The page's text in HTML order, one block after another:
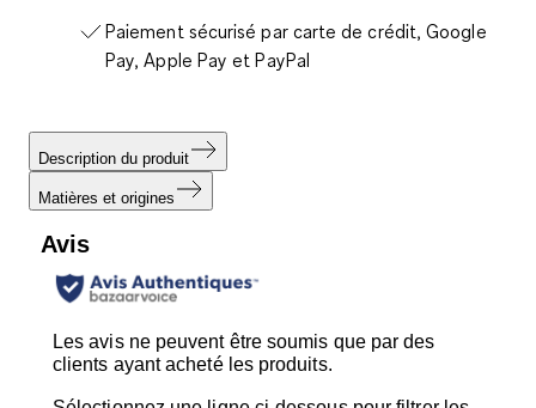
Paiement sécurisé par carte de crédit, Google
Pay, Apple Pay et PayPal
Description du produit
Matières et origines
Avis
Les avis ne peuvent être soumis que par des
clients ayant acheté les produits.